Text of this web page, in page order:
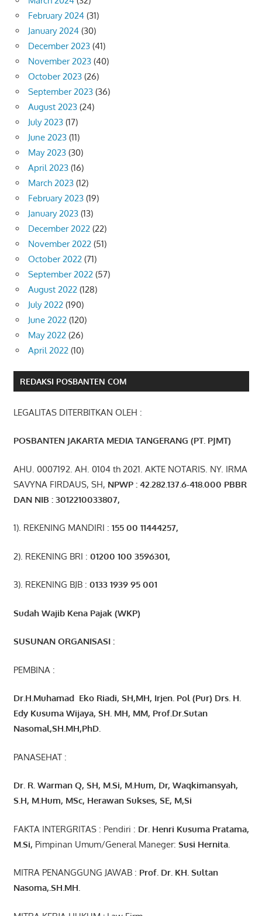
February 2024 (31)
January 2024 (30)
December 2023 (41)
November 2023 (40)
October 2023 (26)
September 2023 (36)
August 2023 (24)
July 2023 (17)
June 2023 (11)
May 2023 (30)
April 2023 (16)
March 2023 (12)
February 2023 (19)
January 2023 (13)
December 2022 (22)
November 2022 (51)
October 2022 (71)
September 2022 (57)
August 2022 (128)
July 2022 (190)
June 2022 (120)
May 2022 (26)
April 2022 (10)
REDAKSI POSBANTEN COM
LEGALITAS DITERBITKAN OLEH :
POSBANTEN JAKARTA MEDIA TANGERANG (PT. PJMT)
AHU. 0007192. AH. 0104 th 2021. AKTE NOTARIS. NY. IRMA
SAVYNA FIRDAUS, SH, NPWP : 42. 282 .137.6-418.000 PBBR
DAN NIB :3012210033807,
1). REKENING MANDIRI : 155 00 11444257,
2). REKENING BRI : 01200 100 3596301,
3). REKENING BJB : 0133 1939 95 001
Sudah Wajib Kena Pajak (WKP)
SUSUNAN ORGANISASI :
PEMBINA :
Dr.H.Muhamad Eko Riadi, SH,MH, Irjen. Pol (Pur) Drs. H.
Edy Kusuma Wijaya, SH. MH, MM, Prof.Dr.Sutan
Nasomal,SH.MH,PhD.
PANASEHAT :
Dr. R. Warman Q, SH, M.Si, M.Hum, Dr, Waqkimansyah,
S.H, M.Hum, MSc, Herawan Sukses, SE, M,Si
FAKTA INTERGRITAS : Pendiri : Dr. Henri Kusuma Pratama,
M.Si, Pimpinan Umum/General Maneger: Susi Hernita.
MITRA PENANGGUNG JAWAB : Prof. Dr. KH. Sultan
Nasoma,.SH.MH.